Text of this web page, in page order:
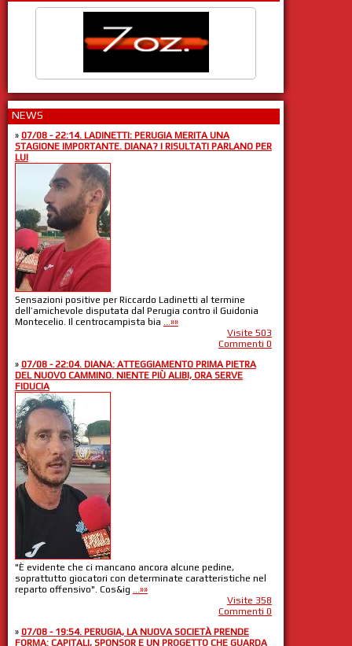
NEWS
» 07/08 - 22:14. LADINETTI: PERUGIA MERITA UNA
STAGIONE IMPORTANTE. DIANA? I RISULTATI PARLANO PER
LUI
Sensazioni positive per Riccardo Ladinetti al termine
dell’amichevole disputata dal Perugia contro il Guidonia
Montecelio. Il centrocampista bia ...»»
Visite 503
Commenti 0
» 07/08 - 22:04. DIANA: ATTEGGIAMENTO PRIMA PIETRA
DEL NUOVO CAMMINO. NIENTE PIÙ ALIBI, ORA SERVE
FIDUCIA
"È evidente che ci mancano ancora alcune pedine,
soprattutto giocatori con determinate caratteristiche nel
reparto offensivo". Cos&ig ...»»
Visite 358
Commenti 0
» 07/08 - 19:54. PERUGIA, LA NUOVA SOCIETÀ PRENDE
FORMA: CAPITALI, SPONSOR E UN PROGETTO CHE GUARDA